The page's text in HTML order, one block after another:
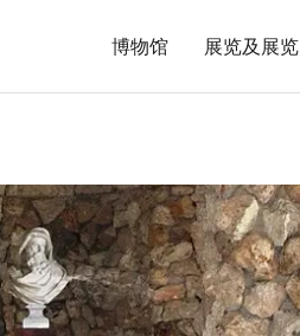
博物馆 展览及展览